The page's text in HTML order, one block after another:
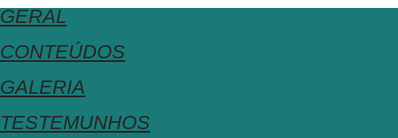
GERAL
CONTEÚDOS
GALERIA
TESTEMUNHOS